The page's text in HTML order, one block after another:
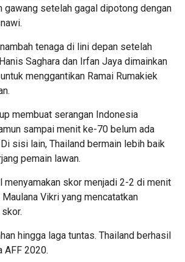
gawang setelah gagal dipotong dengan
tenaga di lini depan setelah
Saghara dan Irfan Jaya dimainkan
menggantikan Ramai Rumakiek
membuat serangan Indonesia
sampai menit ke-70 belum ada
sisi lain, Thailand bermain lebih baik
pemain lawan.
menyamakan skor menjadi 2-2 di menit
Vikri yang mencatatkan
hingga laga tuntas. Thailand berhasil
AFF 2020.